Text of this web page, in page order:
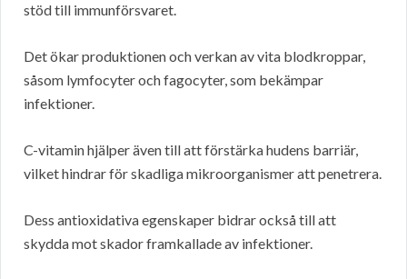
stöd till immunförsvaret.
Det ökar produktionen och verkan av vita blodkroppar,
såsom lymfocyter och fagocyter, som bekämpar
infektioner.
C-vitamin hjälper även till att förstärka hudens barriär,
vilket hindrar för skadliga mikroorganismer att penetrera.
Dess antioxidativa egenskaper bidrar också till att
skydda mot skador framkallade av infektioner.